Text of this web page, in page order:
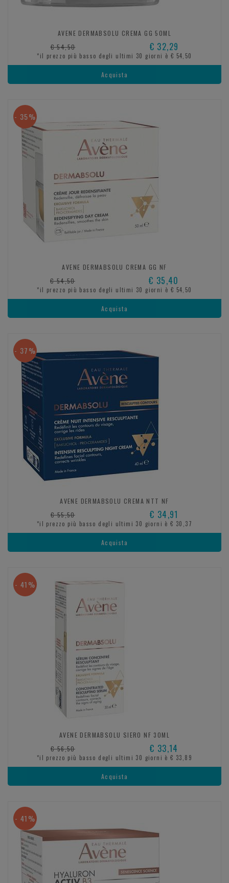
AVENE DERMABSOLU CREMA GG 50ML
€ 54,50
€ 32,29
*il prezzo più basso degli ultimi 30 giorni è € 54,50
Acquista
AVENE DERMABSOLU CREMA GG NF
- 35%
€ 54,50 € 35,40
*il prezzo più basso degli ultimi 30 giorni è € 54,50
Acquista
AVENE DERMABSOLU CREMA NTT NF
- 37%
€ 55,50 € 34,91
*il prezzo più basso degli ultimi 30 giorni è € 30,37
Acquista
AVENE DERMABSOLU SIERO NF 30ML
- 41%
€ 56,50 € 33,14
*il prezzo più basso degli ultimi 30 giorni è € 33,89
Acquista
- 41%